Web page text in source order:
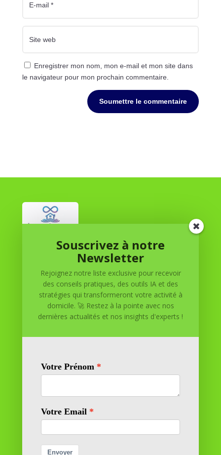
Enregistrer mon nom, mon e-mail et mon site dans
le navigateur pour mon prochain commentaire.
Soumettre le commentaire
Réussite à Domicile
Réussite à Domicile est votre partenaire de confiance
pour atteindre vos objectifs depuis le confort de votre
maison. Nous offrons des solutions personnalisées pour
vous aider à réussir.
11 rue Richelieu
69100 VILLEURBANNE
Contactez-nous
contact@reussiteadomicile.com
Souscrivez à notre
Newsletter
Rejoignez notre liste exclusive pour recevoir
des conseils pratiques, des outils IA et des
stratégies qui transformeront votre activité à
domicile. 🚀 Restez à la pointe avec nos
dernières actualités et nos insights d'experts !